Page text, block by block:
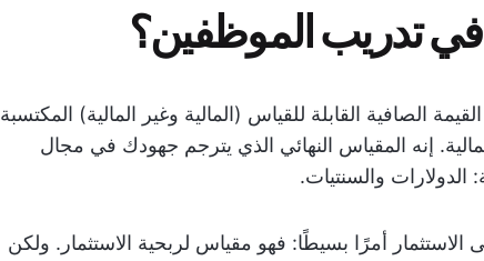
في تدريب الموظفين؟
الصافية القابلة للقياس (المالية وغير المالية) المكتسبة
إنه المقياس النهائي الذي يترجم جهودك في مجال
الدولارات والسنتيات.
أمرًا بسيطًا: فهو مقياس لربحية الاستثمار. ولكن